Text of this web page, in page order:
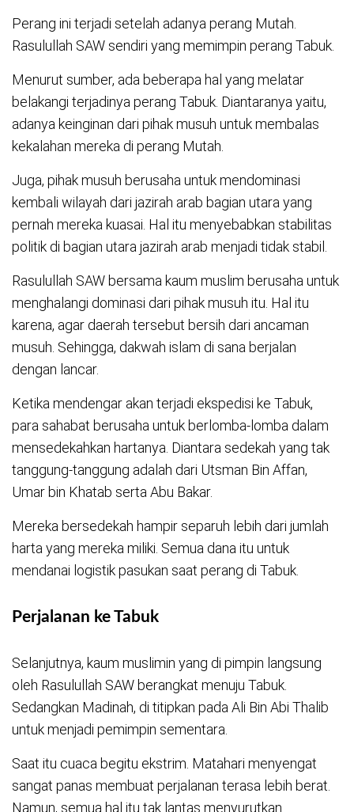
Perang ini terjadi setelah adanya perang Mutah.
Rasulullah SAW sendiri yang memimpin perang Tabuk.
Menurut sumber, ada beberapa hal yang melatar
belakangi terjadinya perang Tabuk. Diantaranya yaitu,
adanya keinginan dari pihak musuh untuk membalas
kekalahan mereka di perang Mutah.
Juga, pihak musuh berusaha untuk mendominasi
kembali wilayah dari jazirah arab bagian utara yang
pernah mereka kuasai. Hal itu menyebabkan stabilitas
politik di bagian utara jazirah arab menjadi tidak stabil.
Rasulullah SAW bersama kaum muslim berusaha untuk
menghalangi dominasi dari pihak musuh itu. Hal itu
karena, agar daerah tersebut bersih dari ancaman
musuh. Sehingga, dakwah islam di sana berjalan
dengan lancar.
Ketika mendengar akan terjadi ekspedisi ke Tabuk,
para sahabat berusaha untuk berlomba-lomba dalam
mensedekahkan hartanya. Diantara sedekah yang tak
tanggung-tanggung adalah dari Utsman Bin Affan,
Umar bin Khatab serta Abu Bakar.
Mereka bersedekah hampir separuh lebih dari jumlah
harta yang mereka miliki. Semua dana itu untuk
mendanai logistik pasukan saat perang di Tabuk.
Perjalanan ke Tabuk
Selanjutnya, kaum muslimin yang di pimpin langsung
oleh Rasulullah SAW berangkat menuju Tabuk.
Sedangkan Madinah, di titipkan pada Ali Bin Abi Thalib
untuk menjadi pemimpin sementara.
Saat itu cuaca begitu ekstrim. Matahari menyengat
sangat panas membuat perjalanan terasa lebih berat.
Namun, semua hal itu tak lantas menyurutkan